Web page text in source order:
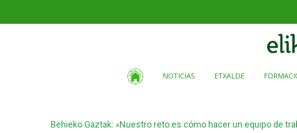
NOTICIAS ETXALDE
Behieko Gaztak: «Nuestro reto es cómo hacer un equipo de